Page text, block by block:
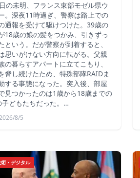
の未明、フランス東部モゼル県ウ
。深夜11時過ぎ、警察は路上での
通報を受けて駆けつけた。39歳の
18歳の娘の髪をつかみ、引きずっ
という。だが警察が到着すると、
思いがけない方向に転がる。父親
の暮らすアパートに立てこもり、
脅し続けたため、特殊部隊RAIDま
する事態になった。突入後、部屋
見つかったのは1歳から18歳までの
子どもたちだった。…
8/5
・デジタル